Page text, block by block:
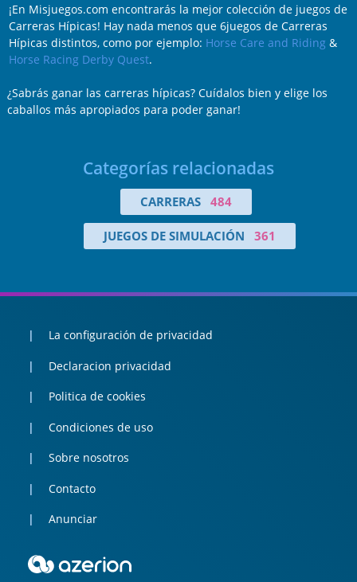
¡En Misjuegos.com encontrarás la mejor colección de juegos de
Carreras Hípicas! Hay nada menos que 6juegos de Carreras
Hípicas distintos, como por ejemplo: Horse Care and Riding &
Horse Racing Derby Quest.
¿Sabrás ganar las carreras hípicas? Cuídalos bien y elige los
caballos más apropiados para poder ganar!
Categorías relacionadas
CARRERAS 484
JUEGOS DE SIMULACIÓN 361
La configuración de privacidad
Declaracion privacidad
Politica de cookies
Condiciones de uso
Sobre nosotros
Contacto
Anunciar